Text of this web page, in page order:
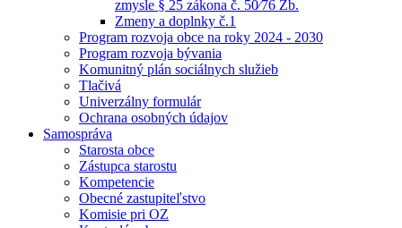
zmysle § 25 zákona č. 50⁄76 Zb.
Zmeny a doplnky č.1
Program rozvoja obce na roky 2024 - 2030
Program rozvoja bývania
Komunitný plán sociálnych služieb
Tlačivá
Univerzálny formulár
Ochrana osobných údajov
Samospráva
Starosta obce
Zástupca starostu
Kompetencie
Obecné zastupiteľstvo
Komisie pri OZ